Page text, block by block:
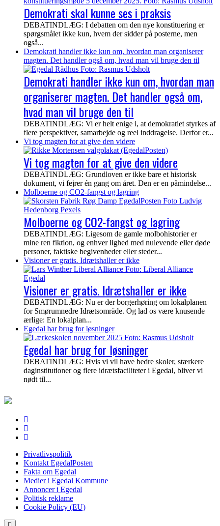
Demokrati skal kunne ses i praksis
DEBATINDLÆG: I debatten om den nye konstituering er
spørgsmålet ikke kun, hvem der sidder på posterne, men
også...
Demokrati handler ikke kun om, hvordan man organiserer
magten. Det handler også om, hvad man vil bruge den til
Demokrati handler ikke kun om, hvordan man
organiserer magten. Det handler også om,
hvad man vil bruge den til
DEBATINDLÆG: Vi er helt enige i, at demokratiet styrkes af
flere perspektiver, samarbejde og reel inddragelse. Derfor er...
Vi tog magten for at give den videre
Vi tog magten for at give den videre
DEBATINDLÆG: Grundloven er ikke bare et historisk
dokument, vi fejrer én gang om året. Den er en påmindelse...
Molboerne og CO2-fangst og lagring
Molboerne og CO2-fangst og lagring
DEBATINDLÆG: Ligesom de gamle molbohistorier er
mine ren fiktion, og enhver lighed med nulevende eller døde
personer, faktiske begivenheder eller steder...
Visioner er gratis. Idrætshaller er ikke
Visioner er gratis. Idrætshaller er ikke
DEBATINDLÆG: Nu er der borgerhøring om lokalplanen
for Smørumnedre Idrætsområde. Og lad os være knusende
ærlige: En lokalplan...
Egedal har brug for løsninger
Egedal har brug for løsninger
DEBATINDLÆG: Hvis vi vil have bedre skoler, stærkere
daginstitutioner og flere idrætsfaciliteter i Egedal, bliver vi
nødt til...
EgedalPosten
Privatlivspolitik
Kontakt EgedalPosten
Fakta om Egedal
Medier i Egedal Kommune
Annoncer i Egedal
Politisk reklame
Cookie Policy (EU)
Scroll